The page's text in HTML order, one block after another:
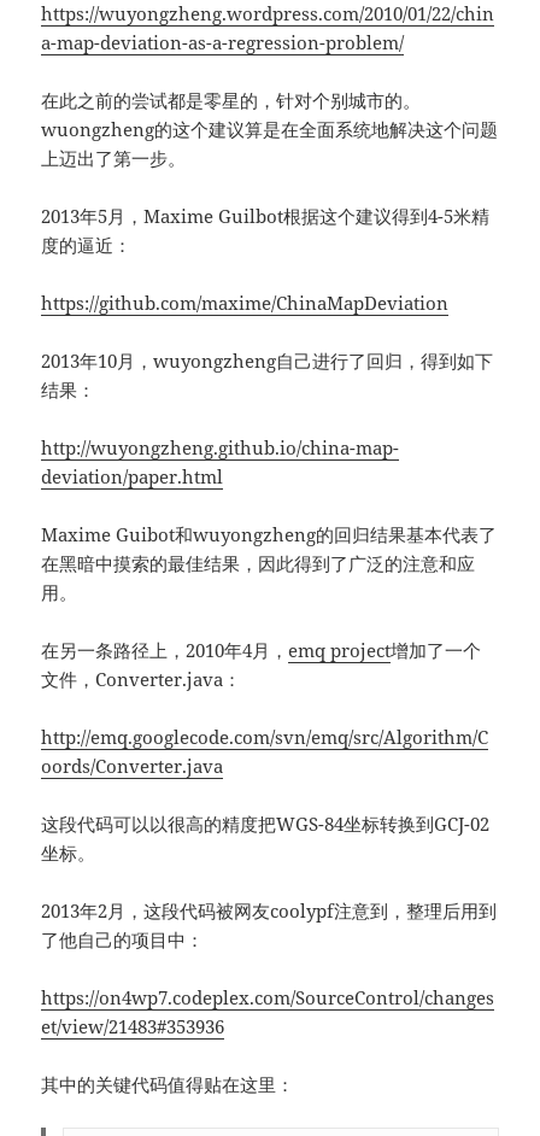
https://wuyongzheng.wordpress.com/2010/01/22/chin
a-map-deviation-as-a-regression-problem/
在此之前的尝试都是零星的，针对个别城市的。
wuongzheng的这个建议算是在全面系统地解决这个问题
上迈出了第一步。
2013年5月，Maxime Guilbot根据这个建议得到4-5米精
度的逼近：
https://github.com/maxime/ChinaMapDeviation
2013年10月，wuyongzheng自己进行了回归，得到如下
结果：
http://wuyongzheng.github.io/china-map-
deviation/paper.html
Maxime Guibot和wuyongzheng的回归结果基本代表了
在黑暗中摸索的最佳结果，因此得到了广泛的注意和应
用。
在另一条路径上，2010年4月，emq project增加了一个
文件，Converter.java：
http://emq.googlecode.com/svn/emq/src/Algorithm/C
oords/Converter.java
这段代码可以以很高的精度把WGS-84坐标转换到GCJ-02
坐标。
2013年2月，这段代码被网友coolypf注意到，整理后用到
了他自己的项目中：
https://on4wp7.codeplex.com/SourceControl/changes
et/view/21483#353936
其中的关键代码值得贴在这里：